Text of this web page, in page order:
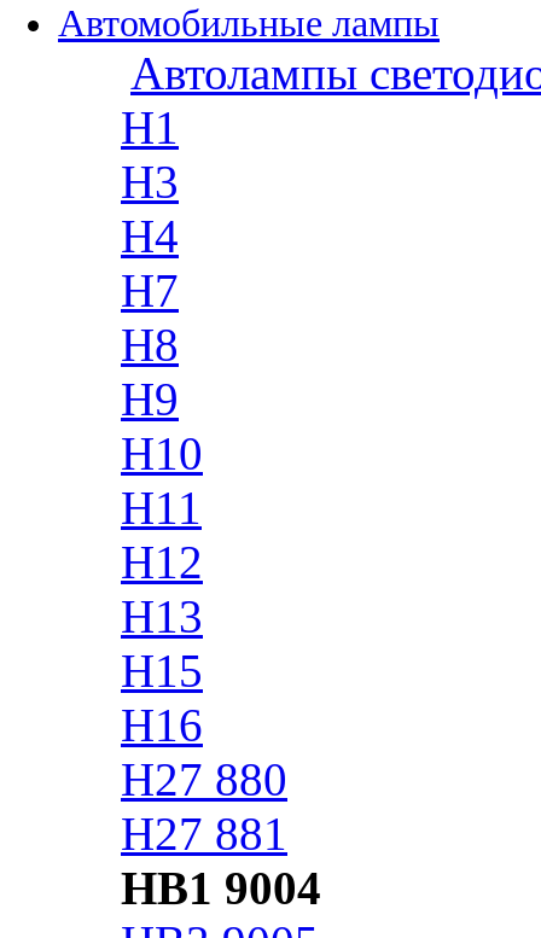
Автомобильные лампы
Автолампы
H1
H3
H4
H7
H8
H9
H10
H11
H12
H13
H15
H16
H27 880
H27 881
HB1 9004